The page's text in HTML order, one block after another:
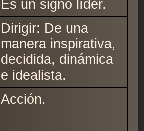
Es un signo líder.
Dirigir: De una
manera inspirativa,
decidida, dinámica
e idealista.
Acción.